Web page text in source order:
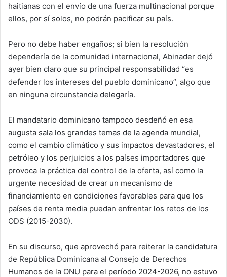
haitianas con el envío de una fuerza multinacional porque
ellos, por sí solos, no podrán pacificar su país.
Pero no debe haber engaños; si bien la resolución
dependería de la comunidad internacional, Abinader dejó
ayer bien claro que su principal responsabilidad “es
defender los intereses del pueblo dominicano”, algo que
en ninguna circunstancia delegaría.
El mandatario dominicano tampoco desdeñó en esa
augusta sala los grandes temas de la agenda mundial,
como el cambio climático y sus impactos devastadores, el
petróleo y los perjuicios a los países importadores que
provoca la práctica del control de la oferta, así como la
urgente necesidad de crear un mecanismo de
financiamiento en condiciones favorables para que los
países de renta media puedan enfrentar los retos de los
ODS (2015-2030).
En su discurso, que aprovechó para reiterar la candidatura
de República Dominicana al Consejo de Derechos
Humanos de la ONU para el período 2024-2026, no estuvo